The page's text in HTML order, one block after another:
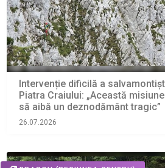
Intervenție dificilă a
Piatra Craiului: „Această
să aibă un deznodământ tragic”
26.07.2026